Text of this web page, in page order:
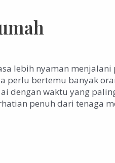
lebih nyaman
perlu bertemu banyak
dengan waktu yang
penuh dari tenaga